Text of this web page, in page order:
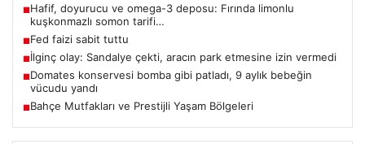
■Hafif, doyurucu ve omega-3 deposu: Fırında limonlu
kuşkonmazlı somon tarifi…
■Fed faizi sabit tuttu
■İlginç olay: Sandalye çekti, aracın park etmesine izin vermedi
■Domates konservesi bomba gibi patladı, 9 aylık bebeğin
vücudu yandı
■Bahçe Mutfakları ve Prestijli Yaşam Bölgeleri